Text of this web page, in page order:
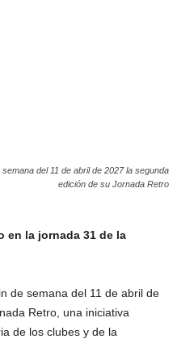
del 11 de abril de 2027 la segunda
edición de su Jornada Retro
en la jornada 31 de la
de semana del 11 de abril de
Retro, una iniciativa
de los clubes y de la